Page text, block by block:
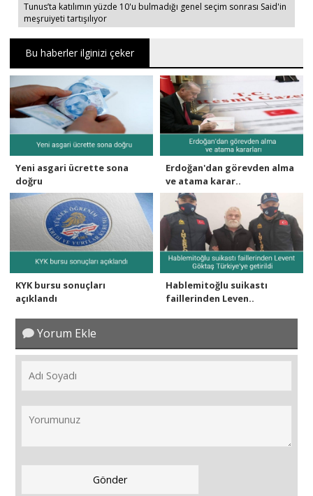
Tunus’ta katılımın yüzde 10'u bulmadığı genel seçim sonrası Said'in
meşruiyeti tartışılıyor
Bu haberler ilginizi çeker
Yeni asgari ücrette sona
doğru
Erdoğan'dan görevden alma
ve atama karar..
KYK bursu sonuçları
açıklandı
Hablemitoğlu suikastı
faillerinden Leven..
Yorum Ekle